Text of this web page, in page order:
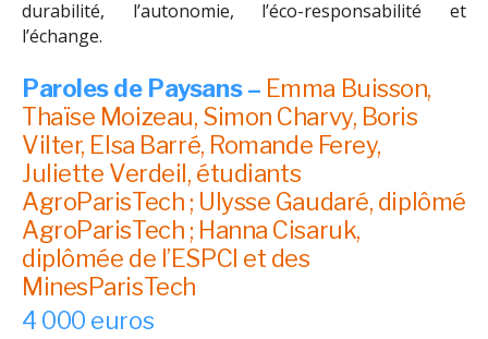
durabilité, l’autonomie, l’éco-responsabilité et
l’échange.
Paroles de Paysans – Emma Buisson,
Thaïse Moizeau, Simon Charvy, Boris
Vilter, Elsa Barré, Romande Ferey,
Juliette Verdeil, étudiants
AgroParisTech ; Ulysse Gaudaré, diplômé
AgroParisTech ; Hanna Cisaruk,
diplômée de l’ESPCI et des
MinesParisTech
4 000 euros